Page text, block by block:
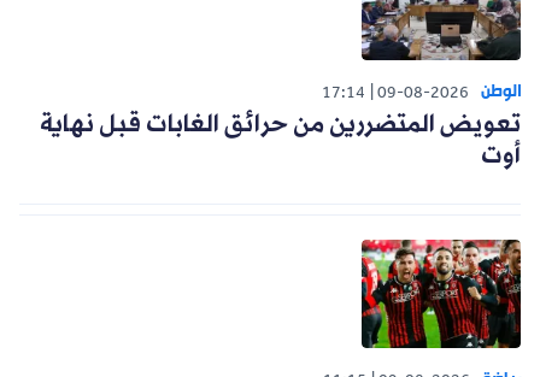
الوطن 09-08-2026
17:14
تعويض المتضررين من حرائق الغابات قبل نهاية
أوت